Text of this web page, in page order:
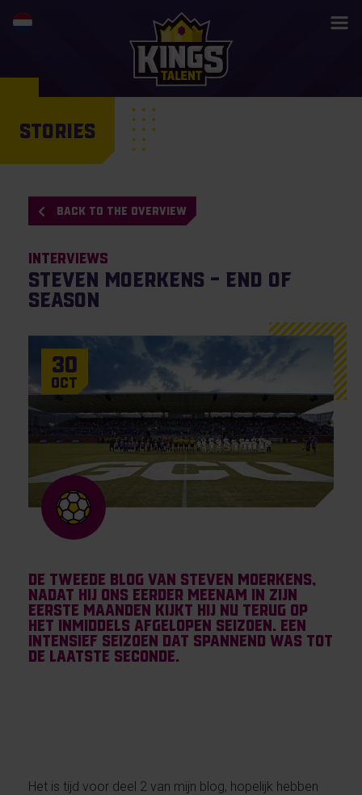
STORIES
BACK TO THE OVERVIEW
Interviews
Steven Moerkens – End of
Season
30
Oct
De tweede blog van Steven Moerkens,
nadat hij ons eerder meenam in zijn
eerste maanden kijkt hij nu terug op
het inmiddels afgelopen seizoen. Een
intensief seizoen dat spannend was tot
de laatste seconde.
Het is tijd voor deel 2 van mijn blog, hopelijk hebben